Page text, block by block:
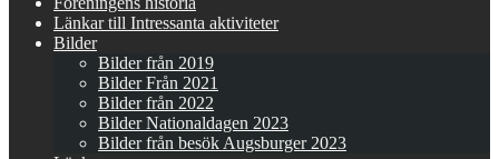
Länkar till Intressanta aktiviteter
Bilder
Bilder från 2019
Bilder Från 2021
Bilder från 2022
Bilder Nationaldagen 2023
Bilder från besök Augsburger 2023